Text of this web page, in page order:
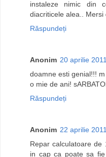
instaleze nimic din
diacriticele alea.. Mersi
Răspundeți
Anonim 20 aprilie
doamne esti genial!!!
o mie de ani!
Răspundeți
Anonim 22 aprilie
Repar calculatoare
in cap ca poate sa